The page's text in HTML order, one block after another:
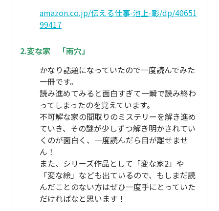
amazon.co.jp/伝える仕事-池上-彰/dp/40651
99417
2.変な家 「雨穴」
かなり話題になっていたので一度読んでみた
一冊です。
読み進めてみると面白すぎて一瞬で読み終わ
ってしまったのを覚えています。
不可解な家の間取りのミステリーを解き進め
ていき、その謎が少しずつ解き明かされてい
くのが面白く、一度読んだら目が離せませ
ん！
また、シリーズ作品として「変な家2」や
「変な絵」なども出ているので、もしまだ読
んだことのない方はぜひ一度手にとっていた
だければなと思います！